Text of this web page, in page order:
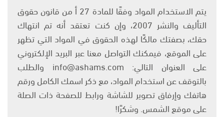
يتم الاستخدام المواد وفقًا للمادة 27 أ من قانون حقوق
التأليف والنشر 2007، وإن كنت تعتقد أنه تم انتهاك
حقك، بصفتك مالكًا لهذه الحقوق في المواد التي تظهر
على الموقع، فيمكنك التواصل معنا عبر البريد الإلكتروني
على العنوان التالي: info@ashams.com والطلب
بالتوقف عن استخدام المواد، مع ذكر اسمك الكامل ورقم
هاتفك وإرفاق تصوير للشاشة ورابط للصفحة ذات الصلة
على موقع الشمس. وشكرًا!